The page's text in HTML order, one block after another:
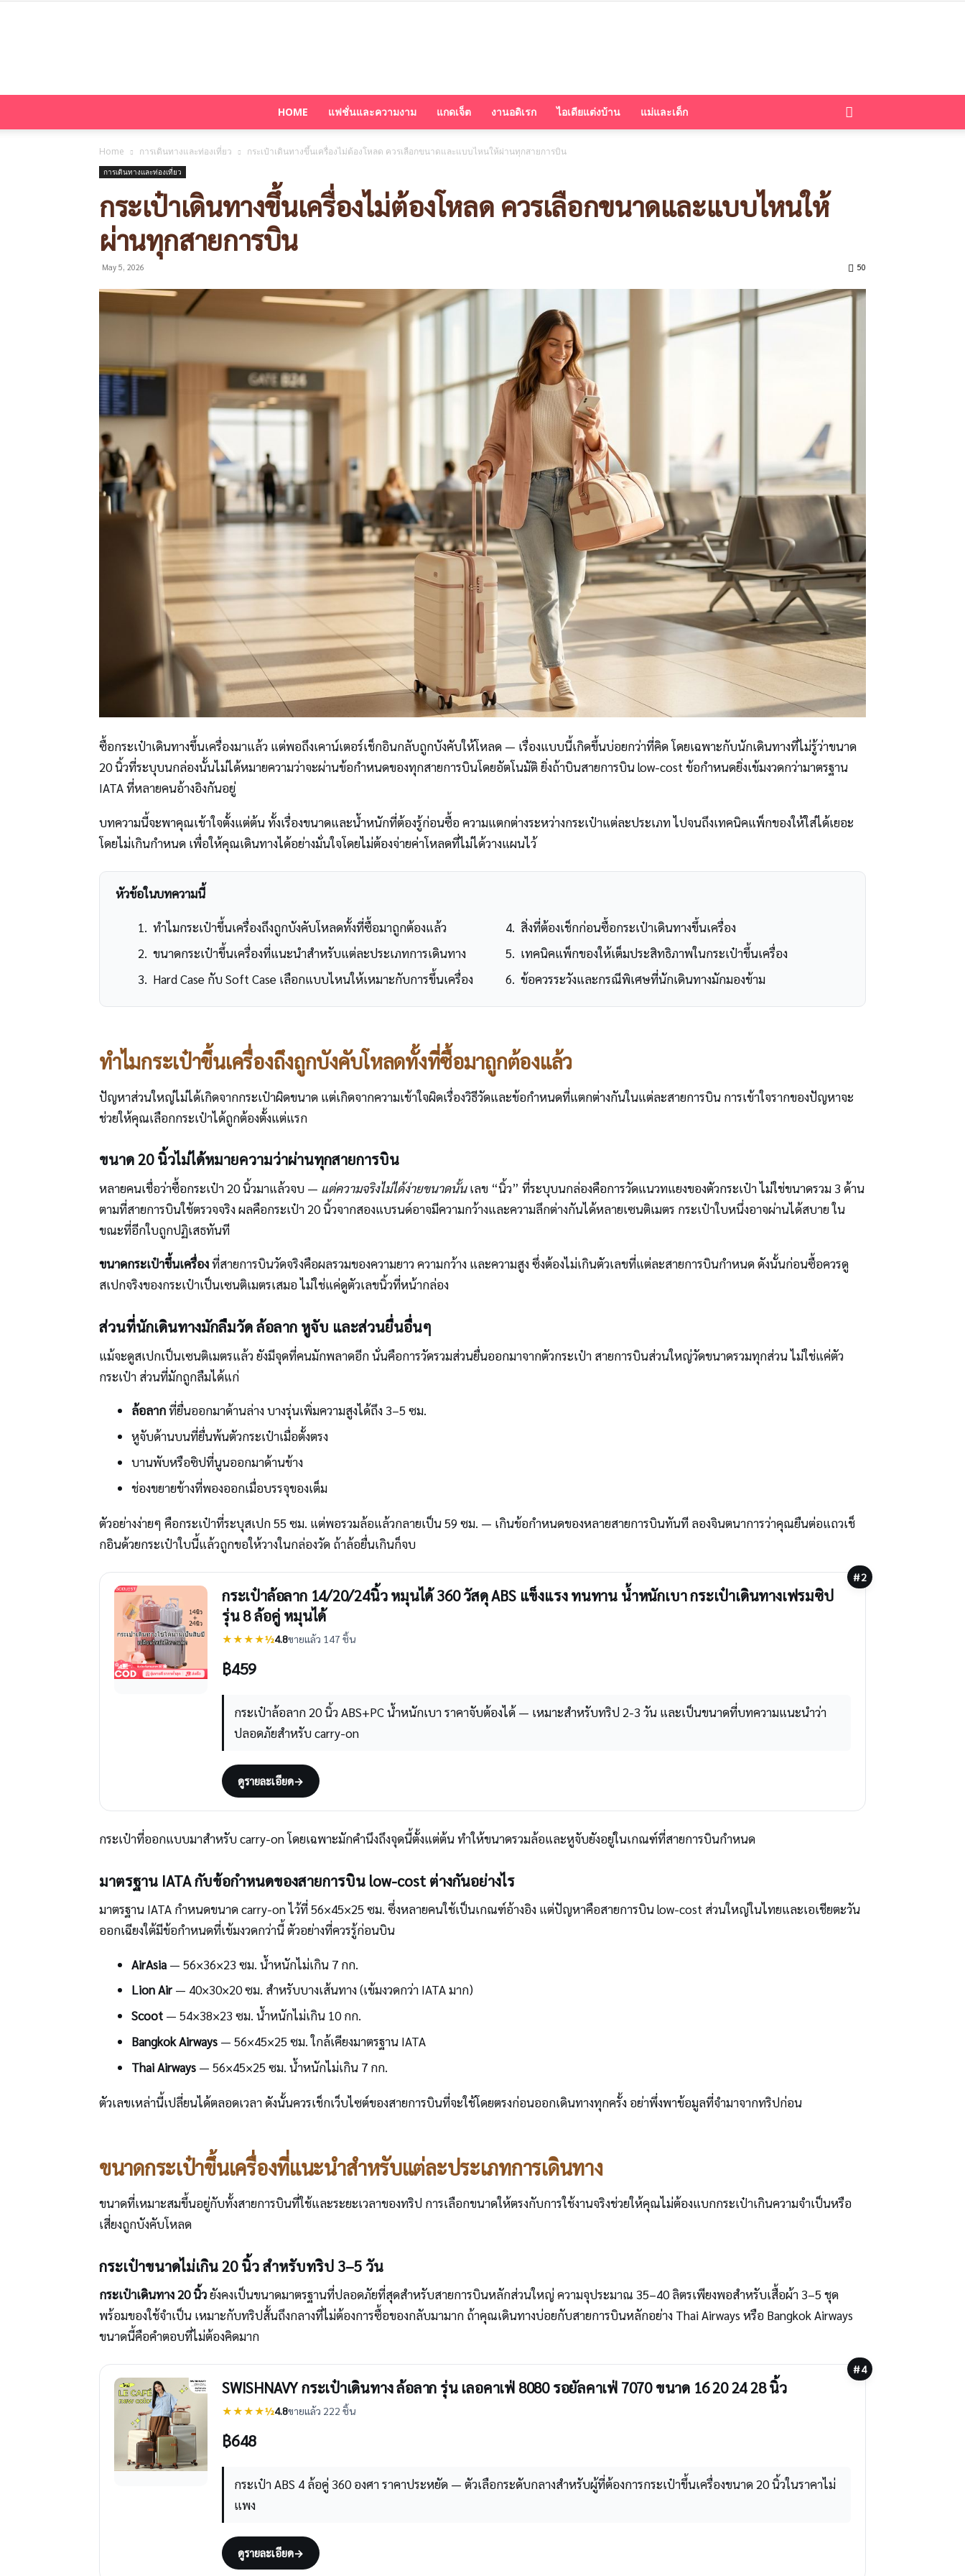
cheerbuy.co
HOME แฟชั่นและความงาม แกดเจ็ต งานอดิเรก ไอเดียแต่งบ้าน แม่และเด็ก
Home การเดินทางและท่องเที่ยว กระเป๋าเดินทางขึ้นเครื่องไม่ต้องโหลด ควรเลือกขนาดและแบบไหนให้ผ่านทุกสายการบิน
การเดินทางและท่องเที่ยว
กระเป๋าเดินทางขึ้นเครื่องไม่ต้องโหลด ควรเลือกขนาดและแบบไหนให้
ผ่านทุกสายการบิน
May 5, 2026 50
ซื้อกระเป๋าเดินทางขึ้นเครื่องมาแล้ว แต่พอถึงเคาน์เตอร์เช็กอินกลับถูกบังคับให้โหลด — เรื่องแบบนี้เกิดขึ้นบ่อยกว่าที่คิด โดยเฉพาะกับนักเดินทางที่ไม่รู้ว่าขนาด
20 นิ้วที่ระบุบนกล่องนั้นไม่ได้หมายความว่าจะผ่านข้อกำหนดของทุกสายการบินโดยอัตโนมัติ ยิ่งถ้าบินสายการบิน low-cost ข้อกำหนดยิ่งเข้มงวดกว่ามาตรฐาน
IATA ที่หลายคนอ้างอิงกันอยู่
บทความนี้จะพาคุณเข้าใจตั้งแต่ต้น ทั้งเรื่องขนาดและน้ำหนักที่ต้องรู้ก่อนซื้อ ความแตกต่างระหว่างกระเป๋าแต่ละประเภท ไปจนถึงเทคนิคแพ็กของให้ใส่ได้เยอะ
โดยไม่เกินกำหนด เพื่อให้คุณเดินทางได้อย่างมั่นใจโดยไม่ต้องจ่ายค่าโหลดที่ไม่ได้วางแผนไว้
หัวข้อในบทความนี้
ทำไมกระเป๋าขึ้นเครื่องถึงถูกบังคับโหลดทั้งที่ซื้อมาถูกต้องแล้ว
ขนาดกระเป๋าขึ้นเครื่องที่แนะนำสำหรับแต่ละประเภทการเดินทาง
Hard Case กับ Soft Case เลือกแบบไหนให้เหมาะกับการขึ้นเครื่อง
สิ่งที่ต้องเช็กก่อนซื้อกระเป๋าเดินทางขึ้นเครื่อง
เทคนิคแพ็กของให้เต็มประสิทธิภาพในกระเป๋าขึ้นเครื่อง
ข้อควรระวังและกรณีพิเศษที่นักเดินทางมักมองข้าม
ทำไมกระเป๋าขึ้นเครื่องถึงถูกบังคับโหลดทั้งที่ซื้อมาถูกต้องแล้ว
ปัญหาส่วนใหญ่ไม่ได้เกิดจากกระเป๋าผิดขนาด แต่เกิดจากความเข้าใจผิดเรื่องวิธีวัดและข้อกำหนดที่แตกต่างกันในแต่ละสายการบิน การเข้าใจรากของปัญหาจะ
ช่วยให้คุณเลือกกระเป๋าได้ถูกต้องตั้งแต่แรก
ขนาด 20 นิ้วไม่ได้หมายความว่าผ่านทุกสายการบิน
หลายคนเชื่อว่าซื้อกระเป๋า 20 นิ้วมาแล้วจบ — แต่ความจริงไม่ได้ง่ายขนาดนั้นเลข “นิ้ว” ที่ระบุบนกล่องคือการวัดแนวทแยงของตัวกระเป๋า ไม่ใช่ขนาดรวม 3 ด้าน
ตามที่สายการบินใช้ตรวจจริง ผลคือกระเป๋า 20 นิ้วจากสองแบรนด์อาจมีความกว้างและความลึกต่างกันได้หลายเซนติเมตร กระเป๋าใบหนึ่งอาจผ่านได้สบาย ใน
ขณะที่อีกใบถูกปฏิเสธทันที
ขนาดกระเป๋าขึ้นเครื่องที่สายการบินวัดจริงคือผลรวมของความยาว ความกว้าง และความสูง ซึ่งต้องไม่เกินตัวเลขที่แต่ละสายการบินกำหนด ดังนั้นก่อนซื้อควรดู
สเปกจริงของกระเป๋าเป็นเซนติเมตรเสมอ ไม่ใช่แค่ดูตัวเลขนิ้วที่หน้ากล่อง
ส่วนที่นักเดินทางมักลืมวัด ล้อลาก หูจับ และส่วนยื่นอื่นๆ
แม้จะดูสเปกเป็นเซนติเมตรแล้ว ยังมีจุดที่คนมักพลาดอีก นั่นคือการวัดรวมส่วนยื่นออกมาจากตัวกระเป๋า สายการบินส่วนใหญ่วัดขนาดรวมทุกส่วน ไม่ใช่แค่ตัว
กระเป๋า ส่วนที่มักถูกลืมได้แก่
ล้อลากที่ยื่นออกมาด้านล่าง บางรุ่นเพิ่มความสูงได้ถึง 3–5 ซม.
หูจับด้านบนที่ยื่นพ้นตัวกระเป๋าเมื่อตั้งตรง
บานพับหรือซิปที่นูนออกมาด้านข้าง
ช่องขยายข้างที่พองออกเมื่อบรรจุของเต็ม
ตัวอย่างง่ายๆ คือกระเป๋าที่ระบุสเปก 55 ซม. แต่พอรวมล้อแล้วกลายเป็น 59 ซม. — เกินข้อกำหนดของหลายสายการบินทันที ลองจินตนาการว่าคุณยืนต่อแถวเช็
กอินด้วยกระเป๋าใบนี้แล้วถูกขอให้วางในกล่องวัด ถ้าล้อยื่นเกินก็จบ
#2
กระเป๋าล้อลาก 14/20/24นิ้ว หมุนได้ 360 วัสดุ ABS แข็งแรง ทนทาน น้ำหนักเบา กระเป๋าเดินทางเฟรมซิป
รุ่น 8 ล้อคู่ หมุนได้
★★★★½4.8ขายแล้ว 147 ชิ้น
฿459
กระเป๋าล้อลาก 20 นิ้ว ABS+PC น้ำหนักเบา ราคาจับต้องได้ — เหมาะสำหรับทริป 2-3 วัน และเป็นขนาดที่บทความแนะนำว่า
ปลอดภัยสำหรับ carry-on
ดูรายละเอียด→
กระเป๋าที่ออกแบบมาสำหรับ carry-on โดยเฉพาะมักคำนึงถึงจุดนี้ตั้งแต่ต้น ทำให้ขนาดรวมล้อและหูจับยังอยู่ในเกณฑ์ที่สายการบินกำหนด
มาตรฐาน IATA กับข้อกำหนดของสายการบิน low-cost ต่างกันอย่างไร
มาตรฐาน IATA กำหนดขนาด carry-on ไว้ที่ 56×45×25 ซม. ซึ่งหลายคนใช้เป็นเกณฑ์อ้างอิง แต่ปัญหาคือสายการบิน low-cost ส่วนใหญ่ในไทยและเอเชียตะวัน
ออกเฉียงใต้มีข้อกำหนดที่เข้มงวดกว่านี้ ตัวอย่างที่ควรรู้ก่อนบิน
AirAsia— 56×36×23 ซม. น้ำหนักไม่เกิน 7 กก.
Lion Air— 40×30×20 ซม. สำหรับบางเส้นทาง (เข้มงวดกว่า IATA มาก)
Scoot— 54×38×23 ซม. น้ำหนักไม่เกิน 10 กก.
Bangkok Airways— 56×45×25 ซม. ใกล้เคียงมาตรฐาน IATA
Thai Airways— 56×45×25 ซม. น้ำหนักไม่เกิน 7 กก.
ตัวเลขเหล่านี้เปลี่ยนได้ตลอดเวลา ดังนั้นควรเช็กเว็บไซต์ของสายการบินที่จะใช้โดยตรงก่อนออกเดินทางทุกครั้ง อย่าพึ่งพาข้อมูลที่จำมาจากทริปก่อน
ขนาดกระเป๋าขึ้นเครื่องที่แนะนำสำหรับแต่ละประเภทการเดินทาง
ขนาดที่เหมาะสมขึ้นอยู่กับทั้งสายการบินที่ใช้และระยะเวลาของทริป การเลือกขนาดให้ตรงกับการใช้งานจริงช่วยให้คุณไม่ต้องแบกกระเป๋าเกินความจำเป็นหรือ
เสี่ยงถูกบังคับโหลด
กระเป๋าขนาดไม่เกิน 20 นิ้ว สำหรับทริป 3–5 วัน
กระเป๋าเดินทาง 20 นิ้วยังคงเป็นขนาดมาตรฐานที่ปลอดภัยที่สุดสำหรับสายการบินหลักส่วนใหญ่ ความจุประมาณ 35–40 ลิตรเพียงพอสำหรับเสื้อผ้า 3–5 ชุด
พร้อมของใช้จำเป็น เหมาะกับทริปสั้นถึงกลางที่ไม่ต้องการซื้อของกลับมามาก ถ้าคุณเดินทางบ่อยกับสายการบินหลักอย่าง Thai Airways หรือ Bangkok Airways
ขนาดนี้คือคำตอบที่ไม่ต้องคิดมาก
#4
SWISHNAVY กระเป๋าเดินทาง ล้อลาก รุ่น เลอคาเฟ่ 8080 รอยัลคาเฟ่ 7070 ขนาด 16 20 24 28 นิ้ว
★★★★½4.8ขายแล้ว 222 ชิ้น
฿648
กระเป๋า ABS 4 ล้อคู่ 360 องศา ราคาประหยัด — ตัวเลือกระดับกลางสำหรับผู้ที่ต้องการกระเป๋าขึ้นเครื่องขนาด 20 นิ้วในราคาไม่
แพง
ดูรายละเอียด→